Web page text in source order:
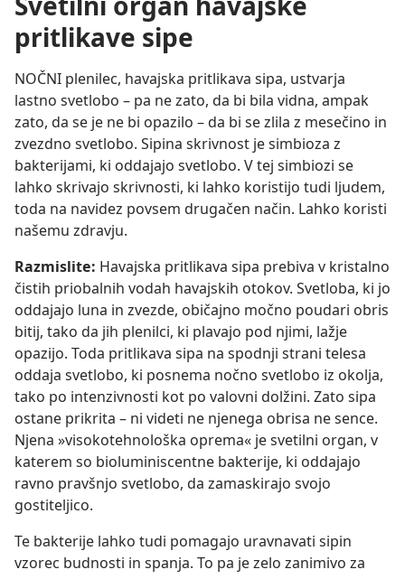
pritlikave sipe
NOČNI plenilec, havajska pritlikava sipa, ustvarja
lastno svetlobo – pa ne zato, da bi bila vidna, ampak
zato, da se je ne bi opazilo – da bi se zlila z mesečino in
zvezdno svetlobo. Sipina skrivnost je simbioza z
bakterijami, ki oddajajo svetlobo. V tej simbiozi se
lahko skrivajo skrivnosti, ki lahko koristijo tudi ljudem,
toda na navidez povsem drugačen način. Lahko koristi
našemu zdravju.
Razmislite: Havajska pritlikava sipa prebiva v kristalno
čistih priobalnih vodah havajskih otokov. Svetloba, ki jo
oddajajo luna in zvezde, običajno močno poudari obris
bitij, tako da jih plenilci, ki plavajo pod njimi, lažje
opazijo. Toda pritlikava sipa na spodnji strani telesa
oddaja svetlobo, ki posnema nočno svetlobo iz okolja,
tako po intenzivnosti kot po valovni dolžini. Zato sipa
ostane prikrita – ni videti ne njenega obrisa ne sence.
Njena »visokotehnološka oprema« je svetilni organ, v
katerem so bioluminiscentne bakterije, ki oddajajo
ravno pravšnjo svetlobo, da zamaskirajo svojo
gostiteljico.
Te bakterije lahko tudi pomagajo uravnavati sipin
vzorec budnosti in spanja. To pa je zelo zanimivo za